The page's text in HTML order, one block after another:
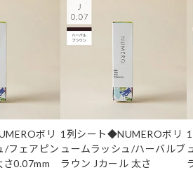
ボリ
/フェアピン
さ0.07mm
1列シート◆NUMEROボリ
ュームラッシュ/ハーバルブ
ラウン Jカール 太さ